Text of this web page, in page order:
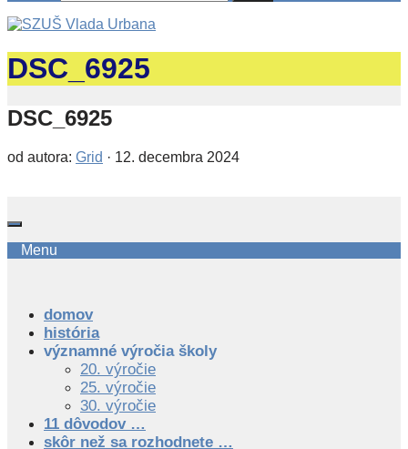
DSC_6925
DSC_6925
od autora: Grid · 12. decembra 2024
Menu
domov
história
významné výročia školy
20. výročie
25. výročie
30. výročie
11 dôvodov …
skôr než sa rozhodnete …